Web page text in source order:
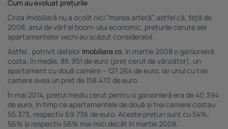
Cum au evoluat prețurile
Criza imobiliară nu a ocolit nici ”marea arteră”, astfel că, față de
2008, anul de vârf al boom-ului economic, prețurile cerute ale
apartamentelor vechi au scăzut considerabil.
Astfel , potrivit datelor Imobiliare.ro, în martie 2008 o garsonieră
costa, în medie, 86.951 de euro (preț cerut de vânzător), un
apartament cu două camere – 127.264 de euro, iar unul cu trei
camere avea un preț de 158.470 de euro.
În mai 2014, prețul mediu cerut pentru o garsonieră era de 40.394
de euro, în timp ce apartamentele de două și trei camere costau
55.373, respectiv 69.736 de euro. Aceste prețuri sunt cu 54%,
56% și respectiv 56% mai mici decât în martie 2008.